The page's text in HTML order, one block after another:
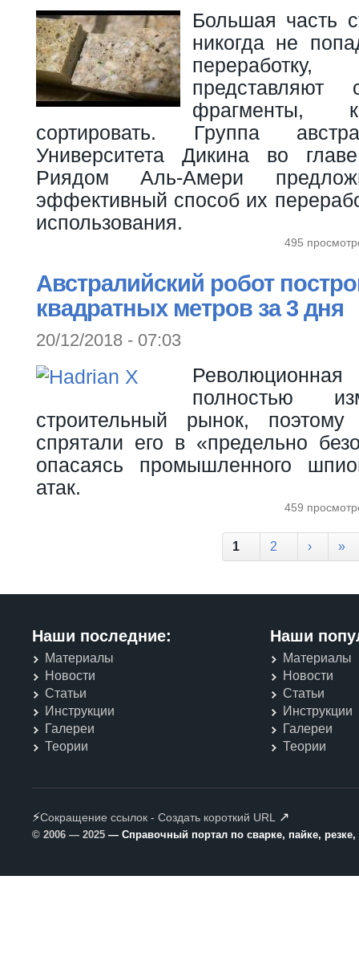
Большая часть
никогда не
представляют
фрагменты,
сортировать. Группа
Университета Дикина во
Риядом Аль-Амери
эффективный способ их
использования.
495
Австралийский робот
квадратных метров за 3 дня
20/12/2018 - 07:03
Революционная
полностью
строительный рынок, поэтому
спрятали его в «предельно
опасаясь промышленного
атак.
459
1 2 › »
Наши последние:
Материалы
Новости
Статьи
Инструкции
Галереи
Теории
Наши
Материалы
Новости
Статьи
Инструкции
Галереи
Теории
⚡Сокращение ссылок - Создать короткий URL ↗
© 2006 — 2025 — Справочный портал по сварке, пайке,